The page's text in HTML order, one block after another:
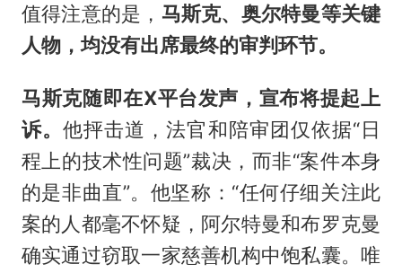
值得注意的是， 马斯克、奥尔特曼等关键
人物，均没有出席最终的审判环节。
马斯克随即在X平台发声，宣布将提起上
诉。他抨击道，法官和陪审团仅依据“日
程上的技术性问题”裁决，而非“案件本身
的是非曲直”。他坚称：“任何仔细关注此
案的人都毫不怀疑，阿尔特曼和布罗克曼
确实通过窃取一家慈善机构中饱私囊。唯